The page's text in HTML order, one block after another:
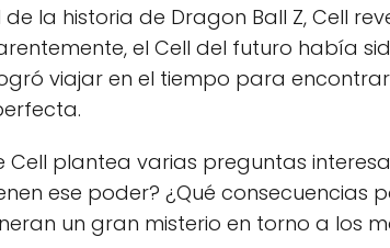
la historia de Dragon Ball Z, Cell
el Cell del futuro había
viajar en el tiempo para
Cell plantea varias preguntas
ese poder? ¿Qué
un gran misterio en torno a los